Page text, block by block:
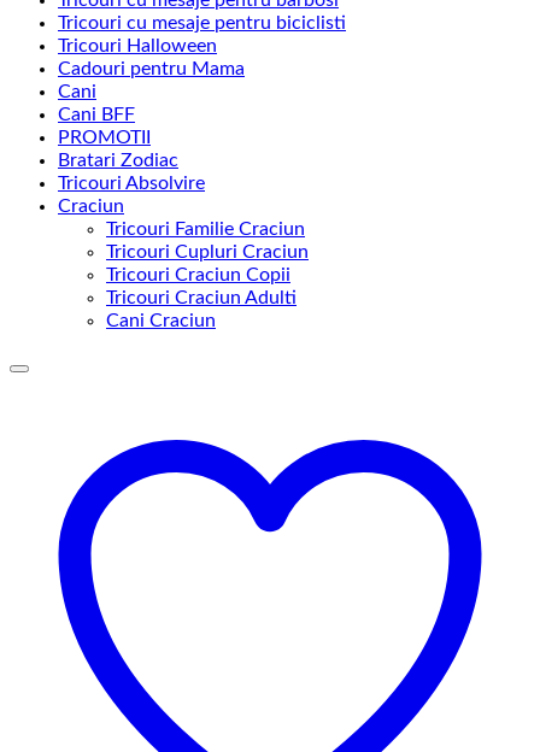
Tricouri cu mesaje pentru biciclisti
Tricouri Halloween
Cadouri pentru Mama
Cani
Cani BFF
PROMOTII
Bratari Zodiac
Tricouri Absolvire
Craciun
Tricouri Familie Craciun
Tricouri Cupluri Craciun
Tricouri Craciun Copii
Tricouri Craciun Adulti
Cani Craciun